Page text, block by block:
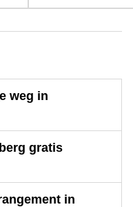
weg in
gratis
in